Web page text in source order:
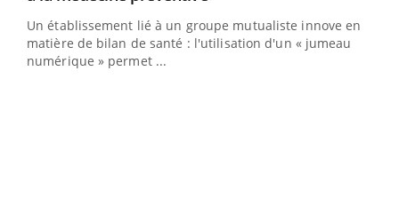
Un établissement lié à un groupe mutualiste innove en
matière de bilan de santé : l'utilisation d'un « jumeau
numérique » permet ...